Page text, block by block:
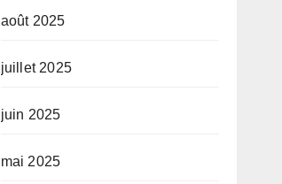
août 2025
juillet 2025
juin 2025
mai 2025